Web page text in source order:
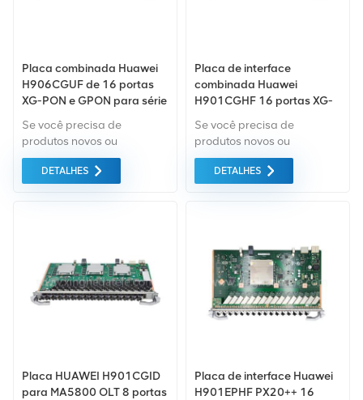
Placa combinada Huawei
H906CGUF de 16 portas
XG-PON e GPON para série
Se você precisa de
produtos novos ou
renovados, leva em
consideração garantia
apenas equipamentos de
possível.
DETALHES
Placa de interface
combinada Huawei
H901CGHF 16 portas XG-
H901CGHF H902CGHF
Se você precisa de
produtos novos ou
renovados, leva em
consideração garantia
apenas equipamentos de
fornecido ao melhor preço
possível.
DETALHES
Placa HUAWEI H901CGID
para MA5800 OLT 8 portas
Placa de interface Huawei
H901EPHF PX20++ 16